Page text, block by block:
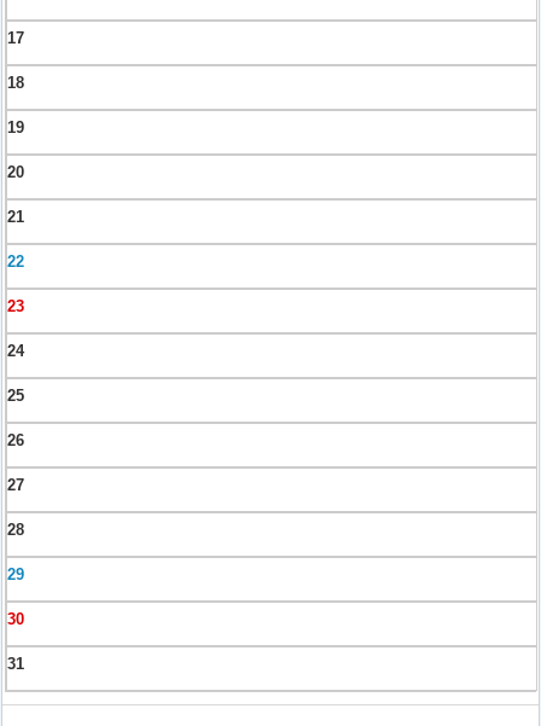
17
18
19
20
21
22
23
24
25
26
27
28
29
30
31